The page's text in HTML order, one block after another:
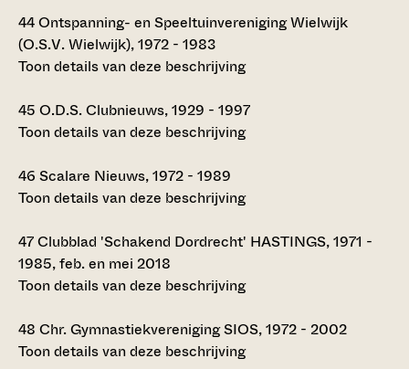
44Ontspanning- en Speeltuinvereniging Wielwijk
(O.S.V. Wielwijk), 1972 - 1983
Toon details van deze beschrijving
45 O.D.S. Clubnieuws, 1929 - 1997
Toon details van deze beschrijving
46 Scalare Nieuws, 1972 - 1989
Toon details van deze beschrijving
47Clubblad 'Schakend Dordrecht' HASTINGS, 1971 -
1985, feb. en mei 2018
Toon details van deze beschrijving
48 Chr. Gymnastiekvereniging SIOS, 1972 - 2002
Toon details van deze beschrijving